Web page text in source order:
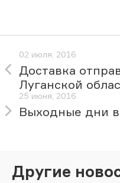
02 июля, 2016
Доставка
Луганской
25 июня, 2016
Выходные дни
Другие